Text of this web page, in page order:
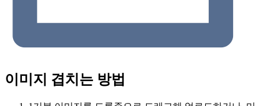
이미지 겹치는 방법